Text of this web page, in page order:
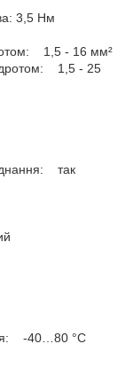
3,5 Нм
1,5 - 16 мм²
дротом: 1,5 - 25
так
-40…80 °C